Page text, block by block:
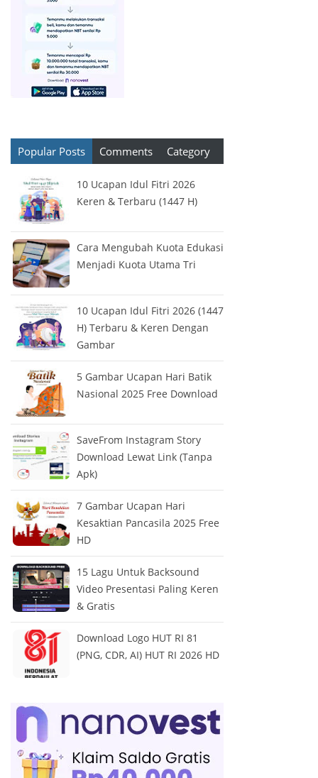
Popular Posts Comments Category
10 Ucapan Idul Fitri 2026
Keren & Terbaru (1447 H)
Cara Mengubah Kuota Edukasi
Menjadi Kuota Utama Tri
10 Ucapan Idul Fitri 2026 (1447
H) Terbaru & Keren Dengan
Gambar
5 Gambar Ucapan Hari Batik
Nasional 2025 Free Download
SaveFrom Instagram Story
Download Lewat Link (Tanpa
Apk)
7 Gambar Ucapan Hari
Kesaktian Pancasila 2025 Free
HD
15 Lagu Untuk Backsound
Video Presentasi Paling Keren
& Gratis
Download Logo HUT RI 81
(PNG, CDR, AI) HUT RI 2026 HD